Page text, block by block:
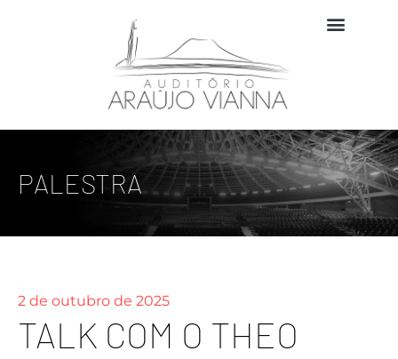
PALESTRA
2 de outubro de 2025
TALK COM O THEO